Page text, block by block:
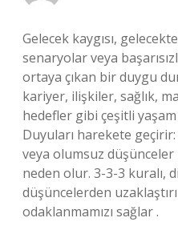
Gelecek kaygısı,
senaryolar veya
ortaya çıkan bir duygu
kariyer, ilişkiler, sağlık,
hedefler gibi çeşitli
Duyuları harekete
veya olumsuz
neden olur. 3-3-3 kuralı,
düşüncelerden
odaklanmamızı sağlar .